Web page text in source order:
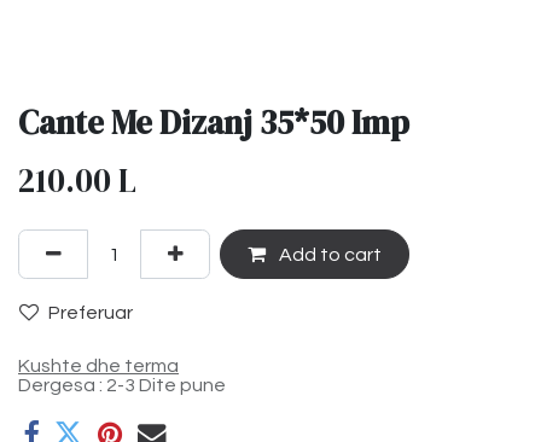
Cante Me Dizanj 35*50 Imp
210.00L
Add to cart
Preferuar
Kushte dhe terma
Dergesa : 2-3 Dite pune